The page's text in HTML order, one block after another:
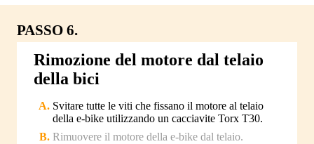
PASSO 6.
Rimozione del motore dal telaio
della bici
Svitare tutte le viti che fissano il motore al telaio
della e-bike utilizzando un cacciavite Torx T30.
Rimuovere il motore della e-bike dal telaio.